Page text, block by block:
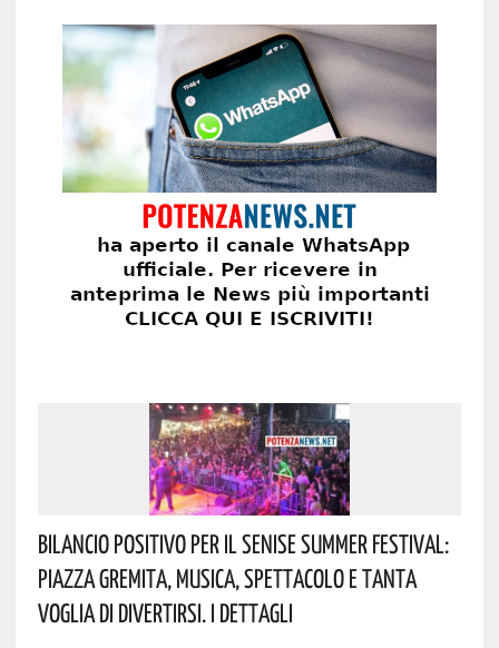
Bilancio Positivo Per Il Senise Summer Festival:
Piazza Gremita, Musica, Spettacolo E Tanta
Voglia Di Divertirsi. I Dettagli